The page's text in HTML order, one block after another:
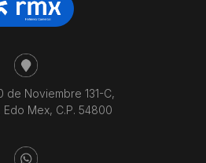
de Noviembre 131-C,
Edo Mex, C.P. 54800